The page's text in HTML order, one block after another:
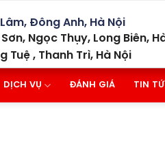
Lâm, Đông Anh, Hà Nội
Ngọc Thụy, Long Biên,
Tuệ , Thanh Trì, Hà Nội
DỊCH VỤ ĐÁNH GIÁ TIN